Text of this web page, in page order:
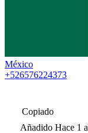
México
+526576224373
Copiado
Añadido Hace 1